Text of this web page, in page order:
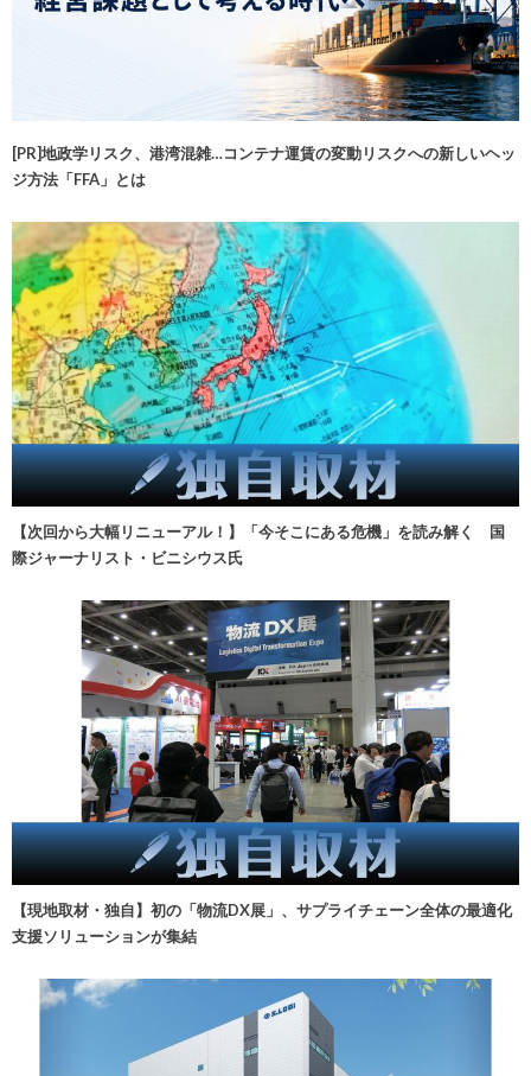
[PR]地政学リスク、港湾混雑…コンテナ運賃の変動リスクへの新しいヘッ
ジ方法「FFA」とは
【次回から大幅リニューアル！】「今そこにある危機」を読み解く 国
際ジャーナリスト・ビニシウス氏
【現地取材・独自】初の「物流DX展」、サプライチェーン全体の最適化
支援ソリューションが集結